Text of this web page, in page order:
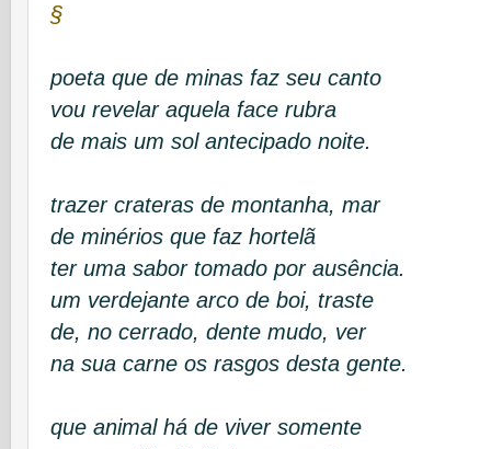
§
poeta que de minas faz seu canto
vou revelar aquela face rubra
de mais um sol antecipado noite.
trazer crateras de montanha, mar
de minérios que faz hortelã
ter uma sabor tomado por ausência.
um verdejante arco de boi, traste
de, no cerrado, dente mudo, ver
na sua carne os rasgos desta gente.
que animal há de viver somente